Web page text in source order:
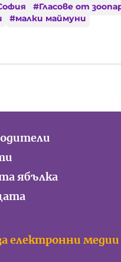
#Гласове от
#малки маймуни
ябълка
електронни медии